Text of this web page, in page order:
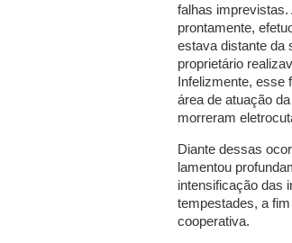
falhas
prontamente,
estava distante da
proprietário
Infelizmente, esse
área de atuação
morreram
Diante dessas
lamentou
intensificação das
tempestades, a
cooperativa.